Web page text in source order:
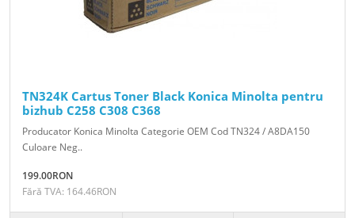
TN324K Cartus Toner Black Konica Minolta pentru
bizhub C258 C308 C368
Producator Konica Minolta Categorie OEM Cod TN324 / A8DA150
Culoare Neg..
199.00RON
Fără TVA: 164.46RON